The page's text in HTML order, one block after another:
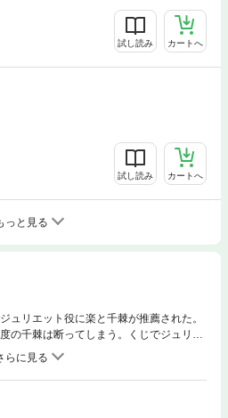
試し読み カートへ
試し読み カートへ
っと見る
ュリエット役に楽と千棘が推薦された。
の千棘は断ってしまう。くじでジュリエ
番。ところが直前にトラブルが!?